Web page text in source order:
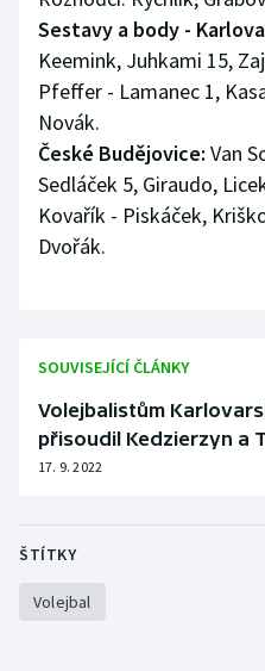
Sestavy a body -
Keemink, Juhkami 15,
Pfeffer - Lamanec 1,
Novák.
České Budějovice: Van
Sedláček 5, Giraudo,
Kovařík - Piskáček,
Dvořák.
SOUVISEJÍCÍ ČLÁNKY
Volejbalistům
přisoudil Kedzierzyn a
17. 9. 2022
ŠTÍTKY
Volejbal